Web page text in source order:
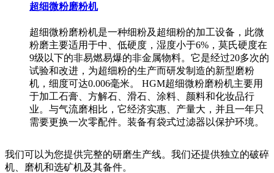
超细微粉磨粉机
超细微粉磨粉机是一种细粉及超细粉的加工设备，此微
粉磨主要适用于中、低硬度，湿度小于6%，莫氏硬度在
9级以下的非易燃易爆的非金属物料。它是经过20多次的
试验和改进，为超细粉的生产而研发制造的新型磨粉
机，细度可达0.006毫米。 HGM超细微粉磨粉机主要用
于加工石膏、方解石、滑石、涂料、颜料和化妆品行
业。与气流磨相比，它经济实惠、产量大，并且一年只
需要更换一次零配件。装备有袋式过滤器以保护环境。
我们可以为您提供完整的研磨生产线。我们还提供独立的破碎
机、磨机和选矿机及其备件。